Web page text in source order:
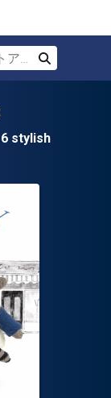
を検索
検索
stylish